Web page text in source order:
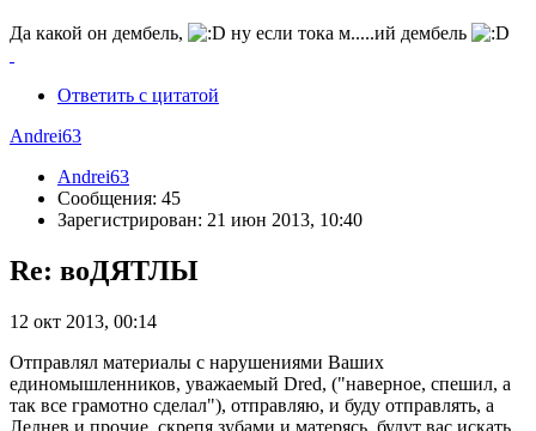
Да какой он дембель, ну если тока м.....ий дембель
Ответить с цитатой
Andrei63
Andrei63
Сообщения: 45
Зарегистрирован: 21 июн 2013, 10:40
Re: воДЯТЛЫ
12 окт 2013, 00:14
Отправлял материалы с нарушениями Ваших
единомышленников, уважаемый Dred, ("наверное, спешил, а
так все грамотно сделал"), отправляю, и буду отправлять, а
Леднев и прочие, скрепя зубами и матерясь, будут вас искать,